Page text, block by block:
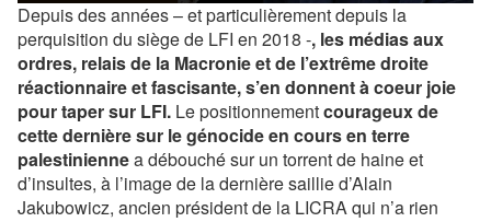
Depuis des années – et particulièrement depuis la
perquisition du siège de LFI en 2018 -, les médias aux
ordres, relais de la Macronie et de l’extrême droite
réactionnaire et fascisante, s’en donnent à coeur joie
pour taper sur LFI. Le positionnementcourageux de
cette dernière sur le génocide en cours en terre
palestiniennea débouché sur un torrent de haine et
d’insultes, à l’image de la dernière saillie d’Alain
Jakubowicz, ancien président de la LICRA qui n’a rien